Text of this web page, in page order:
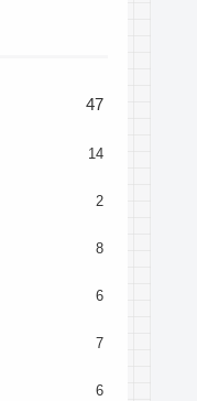
47
14
2
8
6
7
6